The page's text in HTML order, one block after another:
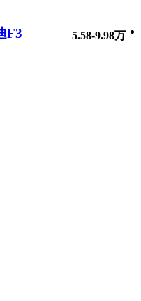
F3 5.58-9.98万